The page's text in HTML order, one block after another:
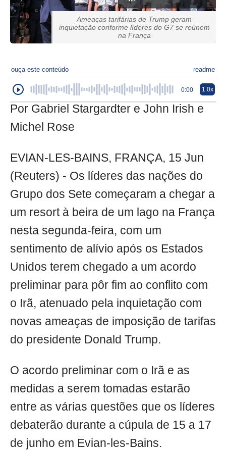
Ameaças tarifárias de Trump geram
inquietação conforme líderes do G7 se reúnem
na França
ouça este conteúdo readme
0:00 1.0x
Por Gabriel Stargardter e John Irish e
Michel Rose
EVIAN-LES-BAINS, FRANÇA, 15 Jun
(Reuters) - Os líderes das nações do
Grupo dos Sete começaram a chegar a
um resort à beira de um lago na França
nesta segunda-feira, com um
sentimento de alívio após os Estados
Unidos terem chegado a um acordo
preliminar para pôr fim ao conflito com
o Irã, atenuado pela inquietação com
novas ameaças de imposição de tarifas
do presidente Donald Trump.
O acordo preliminar com o Irã e as
medidas a serem tomadas estarão
entre as várias questões que os líderes
debaterão durante a cúpula de 15 a 17
de junho em Evian-les-Bains.